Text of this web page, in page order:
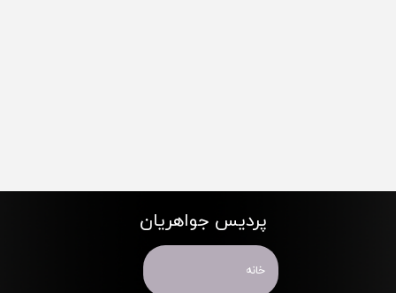
پردیس جواهریان
خانه